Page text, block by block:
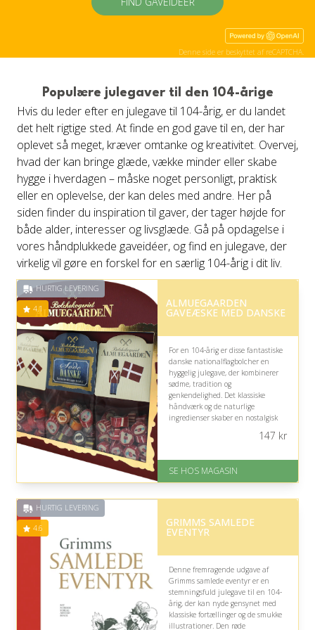
Denne side er beskyttet af reCAPTCHA.
Populære julegaver til den 104-årige
Hvis du leder efter en julegave til 104-årig, er du landet
det helt rigtige sted. At finde en god gave til en, der har
oplevet så meget, kræver omtanke og kreativitet. Overvej,
hvad der kan bringe glæde, vække minder eller skabe
hygge i hverdagen – måske noget personligt, praktisk
eller en oplevelse, der kan deles med andre. Her på
siden finder du inspiration til gaver, der tager højde for
både alder, interesser og livsglæde. Gå på opdagelse i
vores håndplukkede gaveidéer, og find en julegave, der
virkelig vil gøre en forskel for en særlig 104-årig i dit liv.
HURTIG LEVERING
4.1 ALMUEGAARDEN
GAVEÆSKE MED DANSKE
For en 104-årig er disse fantastiske
danske nationalflagbolcher en
hyggelig julegave, der kombinerer
sødme, tradition og
genkendelighed. Det klassiske
håndværk og de naturlige
ingredienser skaber en nostalgisk
alene eller deles med familie i
På lager
Levering: 1-3 dage
God Trustpilot rating på 4.1 ud
147 kr
SE HOS MAGASIN
HURTIG LEVERING
4.6 GRIMMS SAMLEDE
EVENTYR
Denne fremragende udgave af
Grimms samlede eventyr er en
stemningsfuld julegave til en 104-
årig, der kan nyde gensynet med
klassiske fortællinger og de smukke
illustrationer. Den røde